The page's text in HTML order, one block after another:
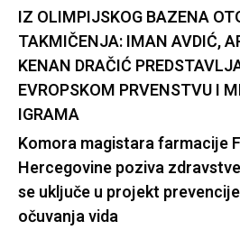
IZ OLIMPIJSKOG BAZENA
TAKMIČENJA: IMAN AVDIĆ,
KENAN DRAČIĆ
EVROPSKOM PRVENSTVU I
IGRAMA
Komora magistara farmacije
Hercegovine poziva
se uključe u projekt
očuvanja vida